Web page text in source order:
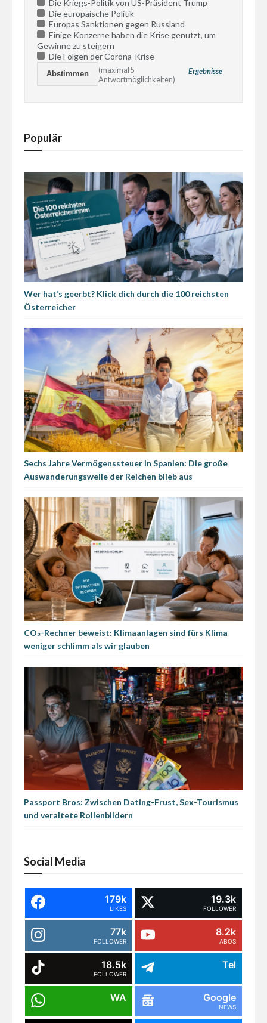
Die Kriegs-Politik von US-Präsident Trump
Die europäische Politik
Europas Sanktionen gegen Russland
Einige Konzerne haben die Krise genutzt, um
Gewinne zu steigern
Die Folgen der Corona-Krise
Ergebnisse
(maximal 5
Antwortmöglichkeiten)
Populär
Wer hat’s geerbt? Klick dich durch die 100 reichsten
Österreicher
Sechs Jahre Vermögenssteuer in Spanien: Die große
Auswanderungswelle der Reichen blieb aus
CO₂-Rechner beweist: Klimaanlagen sind fürs Klima
weniger schlimm als wir glauben
Passport Bros: Zwischen Dating-Frust, Sex-Tourismus
und veraltete Rollenbildern
Social Media
179k
LIKES
19.3k
FOLLOWER
77k
FOLLOWER
8.2k
ABOS
18.5k
FOLLOWER
Tel
WA Google
NEWS